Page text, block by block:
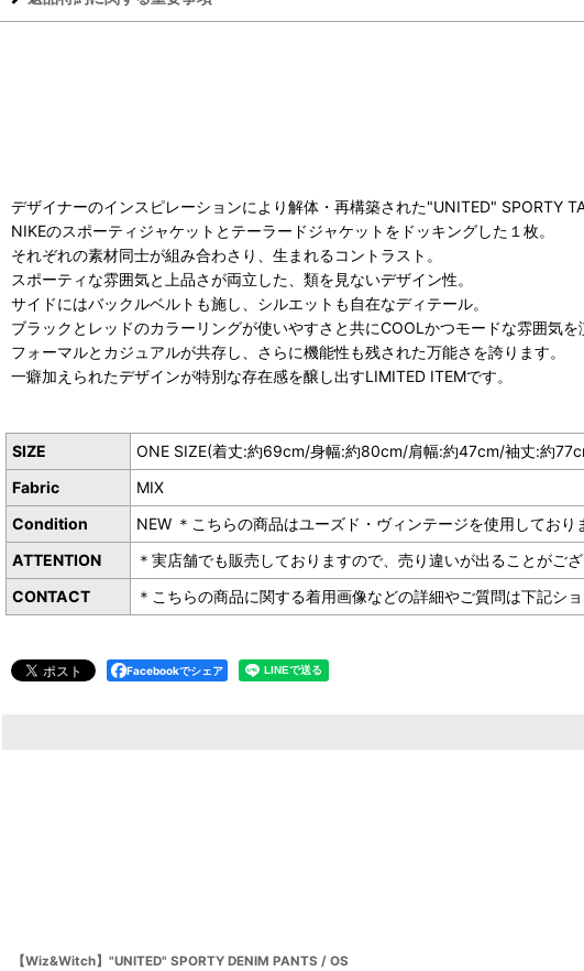
デザイナーのインスピレーションにより解体・再構築された"UNITED" SPORTY
NIKEのスポーティジャケットとテーラードジャケットをドッキングした１枚。
それぞれの素材同士が組み合わさり、生まれるコントラスト。
スポーティな雰囲気と上品さが両立した、類を見ないデザイン性。
サイドにはバックルベルトも施し、シルエットも自在なディテール。
ブラックとレッドのカラーリングが使いやすさと共にCOOLかつモードな雰囲気を
フォーマルとカジュアルが共存し、さらに機能性も残された万能さを誇ります。
一癖加えられたデザインが特別な存在感を醸し出すLIMITED ITEMです。
SIZE
ONE SIZE(着丈:約69cm/身幅:約80cm/肩幅:約47cm/袖丈:約
Fabric
MIX
Condition
NEW ＊こちらの商品はユーズド・ヴィンテージを使用しており
ATTENTION
＊実店舗でも販売しておりますので、売り違いが出ることがござ
CONTACT
＊こちらの商品に関する着用画像などの詳細やご質問は下記
Facebookでシェア
【Wiz&Witch】"UNITED" SPORTY DENIM PANTS / OS